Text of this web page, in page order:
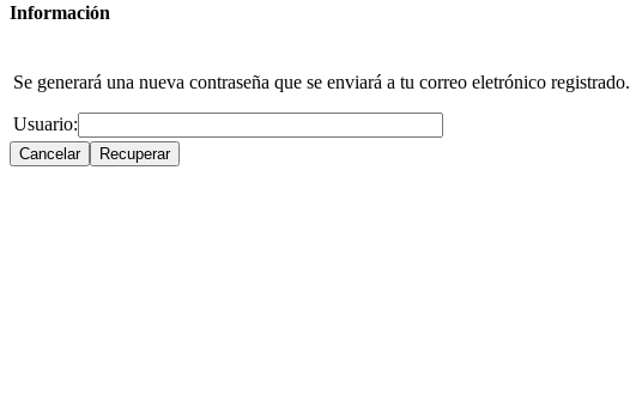
Información
Se generará una nueva contraseña que se enviará a tu correo eletrónico registrado.
Usuario: